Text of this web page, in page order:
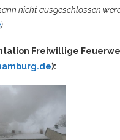
nicht ausgeschlossen
)
Freiwillige
):